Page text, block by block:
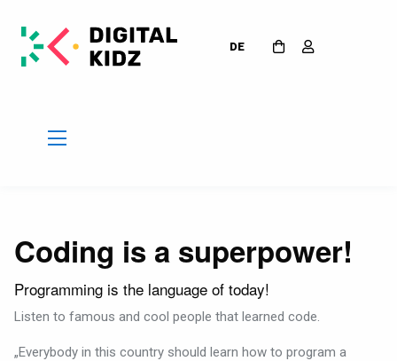
DE
Coding is a superpower!
Programming is the language of today!
Listen to famous and cool people that learned code.
„Everybody in this country should learn how to program a